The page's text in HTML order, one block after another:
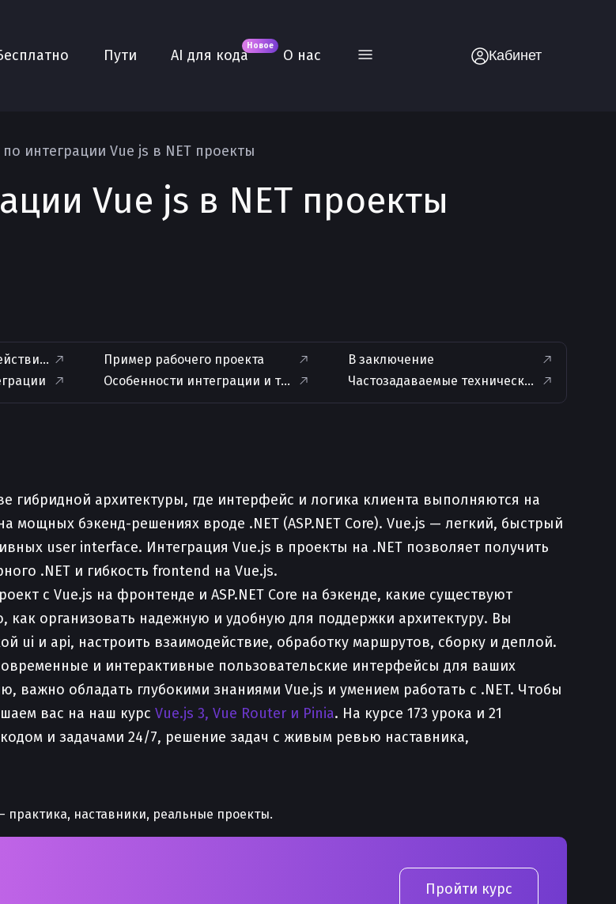
Пути AI для кода
Новое
О нас Кабинет
интеграции Vue js в NET проекты
Vue js в NET проекты
Vue.js и .NETПример рабочего проекта
Особенности интеграции и типовые сложности
В заключение
Частозадаваемые технические вопросы и
гибридной архитектуры, где интерфейс и логика клиента выполняются на
мощных бэкенд-решениях вроде .NET (ASP.NET Core). Vue.js — легкий, быстрый
user interface. Интеграция Vue.js в проекты на .NET позволяет получить
.NET и гибкость frontend на Vue.js.
с Vue.js на фронтенде и ASP.NET Core на бэкенде, какие существуют
организовать надежную и удобную для поддержки архитектуру. Вы
ui и api, настроить взаимодействие, обработку маршрутов, сборку и деплой.
и интерактивные пользовательские интерфейсы для ваших
важно обладать глубокими знаниями Vue.js и умением работать с .NET. Чтобы
вас на наш курс Vue.js 3, Vue Router и Pinia. На курсе 173 урока и 21
и задачами 24/7, решение задач с живым ревью наставника,
практика, наставники, реальные проекты.
Пройти курс